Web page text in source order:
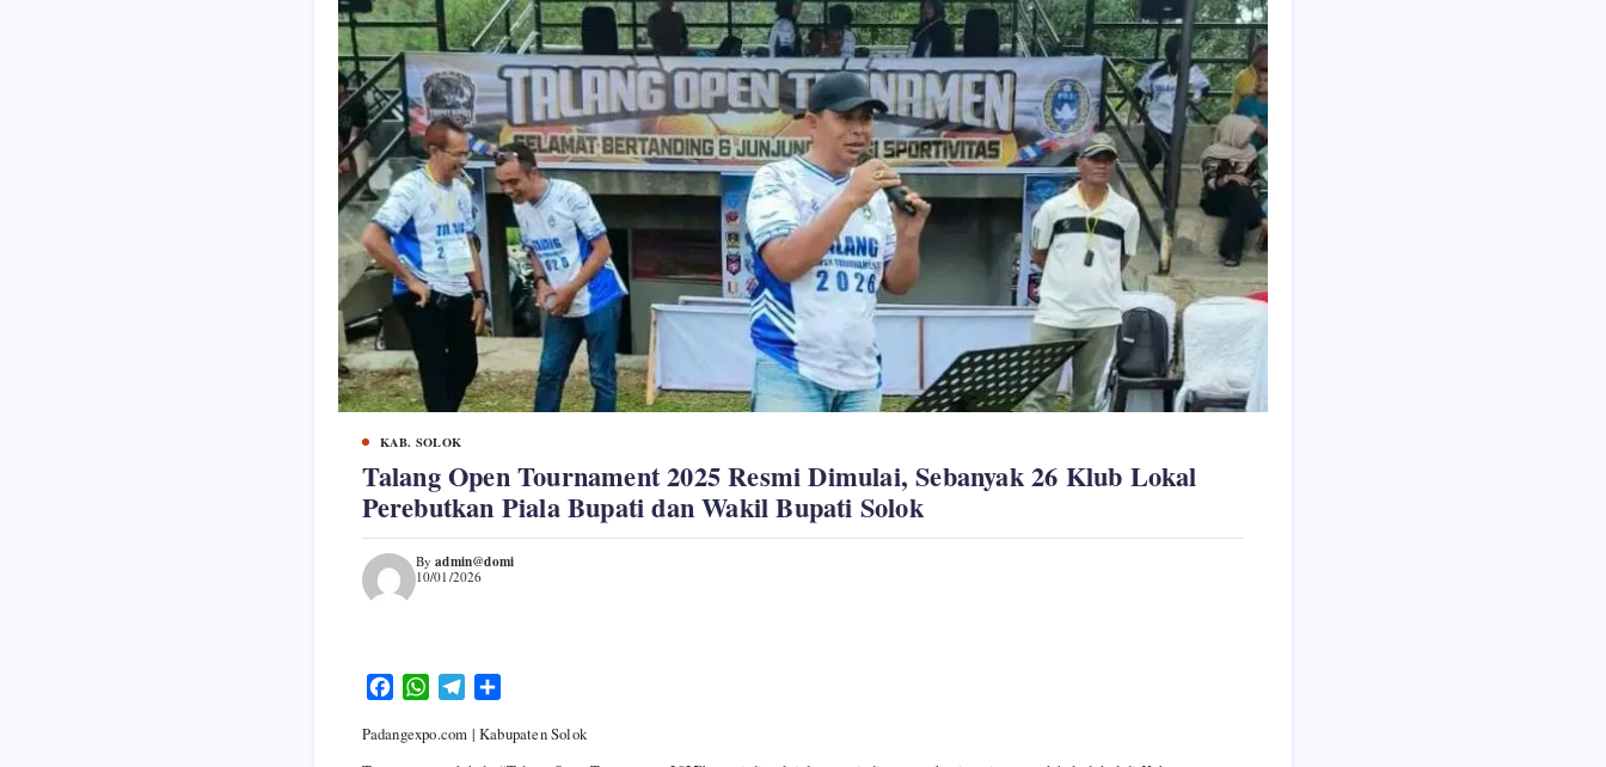
KAB. SOLOK
Talang Open Tournament 2025 Resmi Dimulai, Sebanyak 26 Klub Lokal
Perebutkan Piala Bupati dan Wakil Bupati Solok
Byadmin@domi
10/01/2026
c
W
a
l
a
Padangexpo.com | Kabupaten Solok